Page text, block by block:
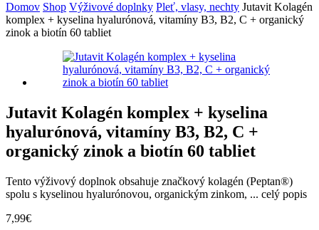
Domov Shop Výživové doplnky Pleť, vlasy, nechty Jutavit Kolagén
komplex + kyselina hyalurónová, vitamíny B3, B2, C + organický
zinok a biotín 60 tabliet
Jutavit Kolagén komplex + kyselina
hyalurónová, vitamíny B3, B2, C +
organický zinok a biotín 60 tabliet
Tento výživový doplnok obsahuje značkový kolagén (Peptan®)
spolu s kyselinou hyalurónovou, organickým zinkom, ... celý popis
7,99€